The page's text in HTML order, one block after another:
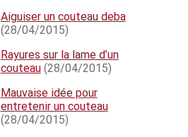
Aiguiser un couteau deba
(28/04/2015)
Rayures sur la lame d’un
couteau(28/04/2015)
Mauvaise idée pour
entretenir un couteau
(28/04/2015)